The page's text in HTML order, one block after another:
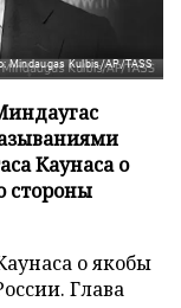
Mindaugas Kulbis/AP/TASS
Каунаса о
стороны
о якобы
Глава